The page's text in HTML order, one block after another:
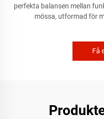
perfekta balansen mellan
mössa, utformad för
Få